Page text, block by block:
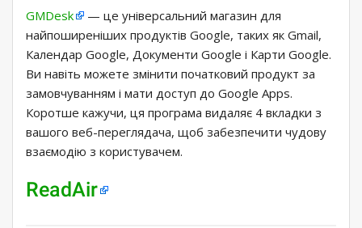
GMDesk
— це універсальний магазин для
найпоширеніших продуктів Google, таких як Gmail,
Календар Google, Документи Google і Карти Google.
Ви навіть можете змінити початковий продукт за
замовчуванням і мати доступ до Google Apps.
Коротше кажучи, ця програма видаляє 4 вкладки з
вашого веб-переглядача, щоб забезпечити чудову
взаємодію з користувачем.
ReadAir